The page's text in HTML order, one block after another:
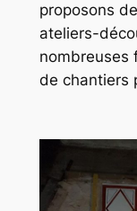
proposons
ateliers-
nombreuses
de chantiers